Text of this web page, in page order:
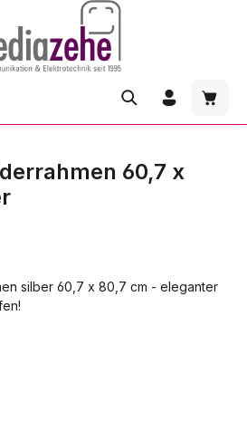
60,7 x
silber 60,7 x 80,7 cm - eleganter